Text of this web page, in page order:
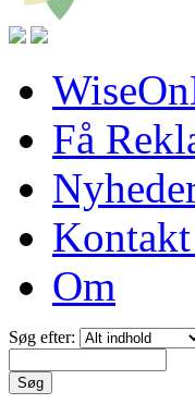
Få
Kontakt
Om
Søg efter: